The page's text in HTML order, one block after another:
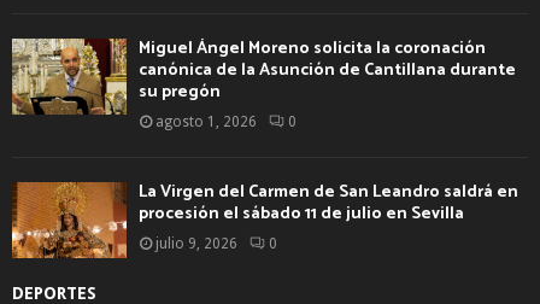
Miguel Ángel Moreno solicita la coronación
canónica de la Asunción de Cantillana durante
su pregón
agosto 1, 2026 0
La Virgen del Carmen de San Leandro saldrá en
procesión el sábado 11 de julio en Sevilla
julio 9, 2026 0
DEPORTES